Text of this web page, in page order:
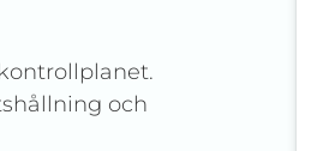
och